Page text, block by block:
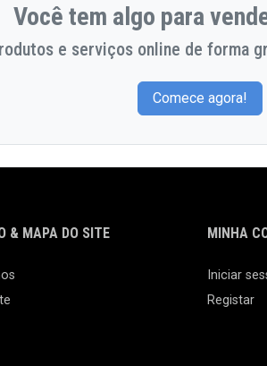
Você tem algo para
e serviços online de forma
Comece agora!
& MAPA DO SITE MINHA
Iniciar
Registar